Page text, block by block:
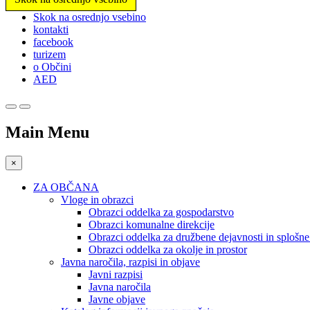
Prosimo,
upoštevajte:
spletno
mesto
vključuje
sistem
Pritisnite
F11,
prilagodite
spletno
slabovidnim,
Skok na osrednjo vsebino
kontakti
facebook
turizem
o Občini
AED
Main Menu
×
ZA OBČANA
Vloge in obrazci
Obrazci oddelka za gospodarstvo
Obrazci komunalne direkcije
Obrazci oddelka za družbene dejavnosti in
Obrazci oddelka za okolje in prostor
Javna naročila, razpisi in objave
Javni razpisi
Javna naročila
Javne objave